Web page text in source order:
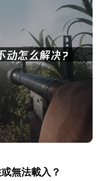
無法載入？